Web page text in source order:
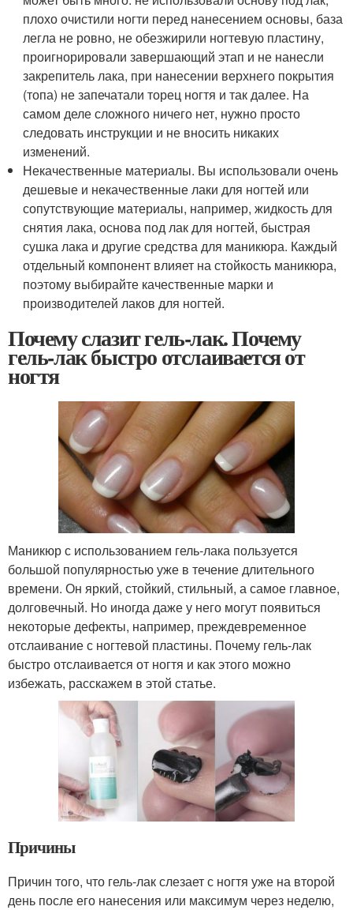
плохо очистили ногти перед нанесением основы, база
легла не ровно, не обезжирили ногтевую пластину,
проигнорировали завершающий этап и не нанесли
закрепитель лака, при нанесении верхнего покрытия
(топа) не запечатали торец ногтя и так далее. На
самом деле сложного ничего нет, нужно просто
следовать инструкции и не вносить никаких
изменений.
Некачественные материалы. Вы использовали очень
дешевые и некачественные лаки для ногтей или
сопутствующие материалы, например, жидкость для
снятия лака, основа под лак для ногтей, быстрая
сушка лака и другие средства для маникюра. Каждый
отдельный компонент влияет на стойкость маникюра,
поэтому выбирайте качественные марки и
производителей лаков для ногтей.
Почему слазит гель-лак. Почему
гель-лак быстро отслаивается от
ногтя
Маникюр с использованием гель-лака пользуется
большой популярностью уже в течение длительного
времени. Он яркий, стойкий, стильный, а самое главное,
долговечный. Но иногда даже у него могут появиться
некоторые дефекты, например, преждевременное
отслаивание с ногтевой пластины. Почему гель-лак
быстро отслаивается от ногтя и как этого можно
избежать, расскажем в этой статье.
Причины
Причин того, что гель-лак слезает с ногтя уже на второй
день после его нанесения или максимум через неделю,